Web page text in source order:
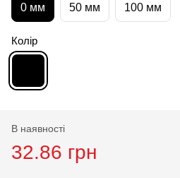
0 мм 50 мм 100 мм
Колір
В наявності
32.86 грн